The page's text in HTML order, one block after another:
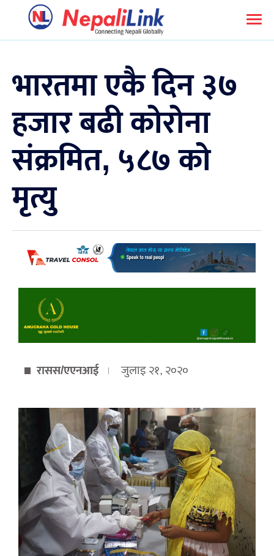
भारतमा एकै दिन ३७
हजार बढी कोरोना
संक्रमित, ५८७ को
मृत्यु
रासस/एएनआई जुलाइ २१, २०२०